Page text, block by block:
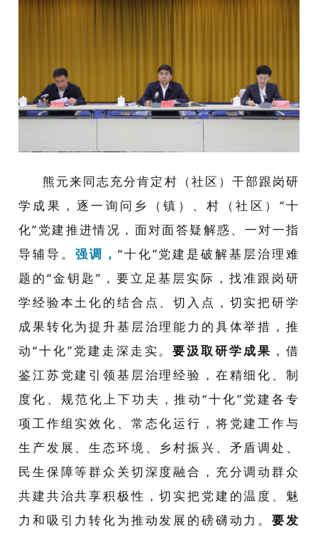
熊元来同志充分肯定村（社区）干部跟岗研
学成果，逐一询问乡（镇）、村（社区）“十
化”党建推进情况，面对面答疑解惑、一对一指
导辅导。 强调， “十化”党建是破解基层治理难
题的“金钥匙”， 要立 足基层实际，找准跟岗研
学经验本土化的结合点、切入点，切实把研学
成果转化为提升基层治理能力的具体举措，推
动“十化”党建走深走实。要汲取研学成果 ，借
鉴江苏党建引领基层治理经验，在精细化、制
度化、规范化上下功夫，推动“十化”党建各专
项工作组实效化、常态化运行，将党建工作与
生产发展、生态环境、乡村振兴、矛盾调处、
民生保障等群众关切深度融合，充分调动群众
共建共治共享积极性，切实把党建的温度、魅
力和吸引力转化为推动发展的磅礴动力。要发